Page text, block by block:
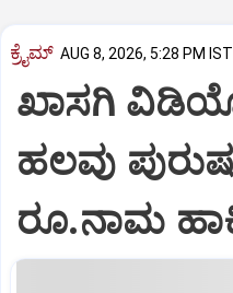
ಕ್ರೈಮ್ AUG 8, 2026, 5:28 PM IST
ಖಾಸಗಿ
ಹಲವು
ರೂ.ನಾಮ